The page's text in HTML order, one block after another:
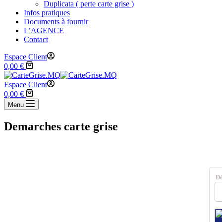
Duplicata ( perte carte grise )
Infos pratiques
Documents à fournir
L’AGENCE
Contact
Espace Client
0,00 €
Espace Client
0,00 €
Menu
Demarches carte grise